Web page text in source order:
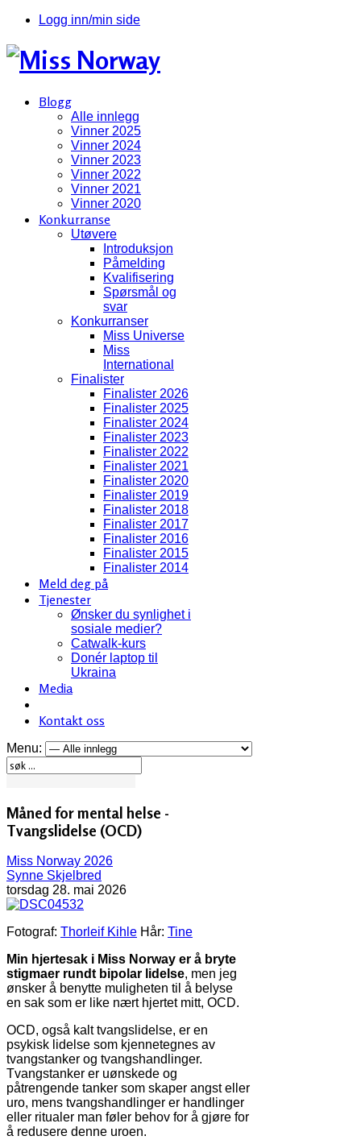
Logg inn/min side
Blogg
Alle innlegg
Vinner 2025
Vinner 2024
Vinner 2023
Vinner 2022
Vinner 2021
Vinner 2020
Konkurranse
Utøvere
Introduksjon
Påmelding
Kvalifisering
Spørsmål og
svar
Konkurranser
Miss Universe
Miss
International
Finalister
Finalister 2026
Finalister 2025
Finalister 2024
Finalister 2023
Finalister 2022
Finalister 2021
Finalister 2020
Finalister 2019
Finalister 2018
Finalister 2017
Finalister 2016
Finalister 2015
Finalister 2014
Meld deg på
Tjenester
Ønsker du synlighet i
sosiale medier?
Catwalk-kurs
Donér laptop til
Ukraina
Media
Kontakt oss
Menu:
Måned for mental helse -
Tvangslidelse (OCD)
Miss Norway 2026
Synne Skjelbred
torsdag 28. mai 2026
Fotograf: Thorleif Kihle Hår: Tine
Min hjertesak i Miss Norway er å bryte
stigmaer rundt bipolar lidelse, men jeg
ønsker å benytte muligheten til å belyse
en sak som er like nært hjertet mitt, OCD.
OCD, også kalt tvangslidelse, er en
psykisk lidelse som kjennetegnes av
tvangstanker og tvangshandlinger.
Tvangstanker er uønskede og
påtrengende tanker som skaper angst eller
uro, mens tvangshandlinger er handlinger
eller ritualer man føler behov for å gjøre for
å redusere denne uroen.